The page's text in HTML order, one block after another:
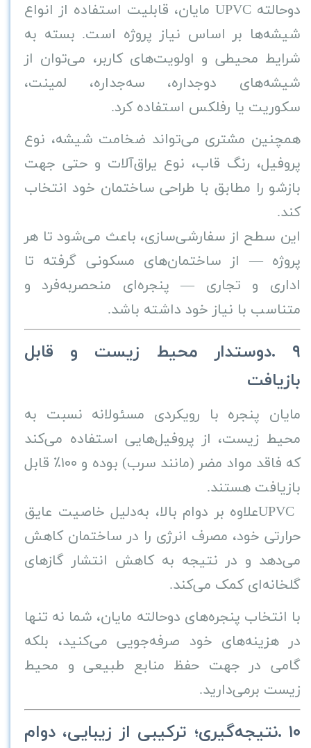
دوحالته UPVC مایان، قابلیت استفاده از انواع
شیشه‌ها بر اساس نیاز پروژه است. بسته به
شرایط محیطی و اولویت‌های کاربر، می‌توان از
شیشه‌های دوجداره، سه‌جداره، لمینت،
سکوریت یا رفلکس استفاده کرد.
همچنین مشتری می‌تواند ضخامت شیشه، نوع
پروفیل، رنگ قاب، نوع یراق‌آلات و حتی جهت
بازشو را مطابق با طراحی ساختمان خود انتخاب
کند.
این سطح از سفارشی‌سازی، باعث می‌شود تا هر
پروژه — از ساختمان‌های مسکونی گرفته تا
اداری و تجاری — پنجره‌ای منحصربه‌فرد و
متناسب با نیاز خود داشته باشد.
۹ .دوستدار محیط زیست و قابل
بازیافت
مایان پنجره با رویکردی مسئولانه نسبت به
محیط زیست، از پروفیل‌هایی استفاده می‌کند
که فاقد مواد مضر (مانند سرب) بوده و ۱۰۰٪
قابل
بازیافت هستند.
UPVCعلاوه بر دوام بالا، به‌دلیل خاصیت عایق
حرارتی خود، مصرف انرژی را در ساختمان کاهش
می‌دهد و در نتیجه به کاهش انتشار گازهای
گلخانه‌ای کمک می‌کند.
با انتخاب پنجره‌های دوحالته مایان، شما نه تنها
در هزینه‌های خود صرفه‌جویی می‌کنید، بلکه
گامی در جهت حفظ منابع طبیعی و محیط
زیست برمی‌دارید.
۱۰ .نتیجه‌گیری؛ ترکیبی از زیبایی، دوام